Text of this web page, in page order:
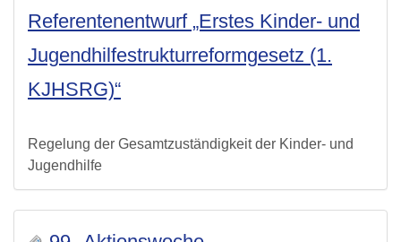
Referentenentwurf „Erstes Kinder- und
Jugendhilfestrukturreformgesetz (1.
KJHSRG)“
Regelung der Gesamtzuständigkeit der Kinder- und
Jugendhilfe